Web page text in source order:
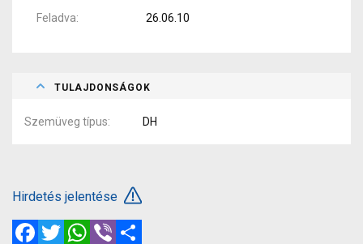
Feladva 26.06.10
TULAJDONSÁGOK
Szemüveg típus DH
Hirdetés jelentése
FacebookTwitterWhatsApp
Viber